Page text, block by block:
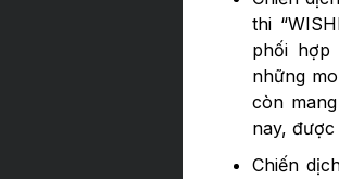
thi
phối hợp
những
còn
nay,
Chiến